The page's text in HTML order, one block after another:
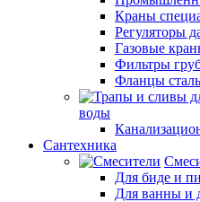
Краны
Регуляторы
Газовые
Фильтры
Фланцы
воды
Сантехника
Для биде и
Для ванны и